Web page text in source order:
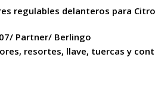
regulables delanteros para
Partner/ Berlingo
resortes, llave, tuercas y